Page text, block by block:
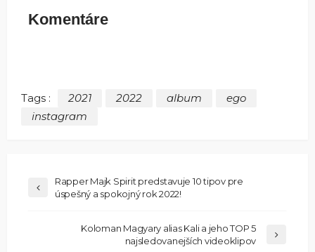
Komentáre
Tags : 2021 2022 album
ego
instagram
Rapper Majk Spirit predstavuje 10 tipov pre
úspešný a spokojný rok 2022!
Koloman Magyary alias Kali a jeho TOP 5
najsledovanejších videoklipov